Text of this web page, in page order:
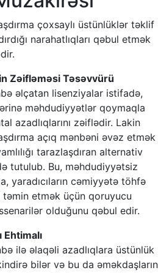
çoxsaylı üstünlüklər təklif
narahatlıqları qəbul etmək
Zəifləməsi Təsəvvürü
əlçatan lisenziyalar istifadə,
məhdudiyyətlər qoymaqla
azadlıqlarını zəiflədir. Lakin
açıq mənbəni əvəz etmək
tarazlaşdıran alternativ
tutulub. Bu, məhdudiyyətsiz
yaradıcıların cəmiyyətə töhfə
etmək üçün qoruyucu
olduğunu qəbul edir.
Ehtimalı
ilə əlaqəli azadlıqlara üstünlük
bilər və bu da əməkdaşların